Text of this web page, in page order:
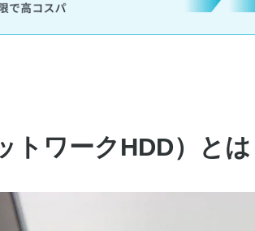
トワークHDD）とは